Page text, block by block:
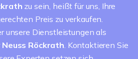
zu sein, heißt für uns, Ihre
Preis zu verkaufen.
unsere Dienstleistungen als
Neuss Röckrath . Kontaktieren Sie